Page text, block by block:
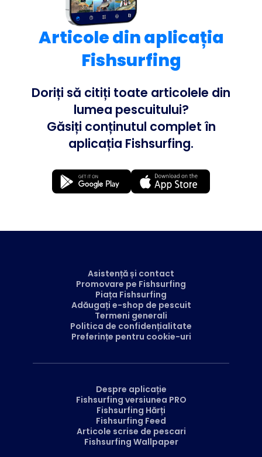
Articole din aplicația
Fishsurfing
Doriți să citiți toate articolele din
lumea pescuitului?
Găsiți conținutul complet în
aplicația Fishsurfing.
Asistență și contact
Promovare pe Fishsurfing
Piața Fishsurfing
Adăugați e-shop de pescuit
Termeni generali
Politica de confidențialitate
Preferințe pentru cookie-uri
Despre aplicație
Fishsurfing versiunea PRO
Fishsurfing Hărți
Fishsurfing Feed
Articole scrise de pescari
Fishsurfing Wallpaper